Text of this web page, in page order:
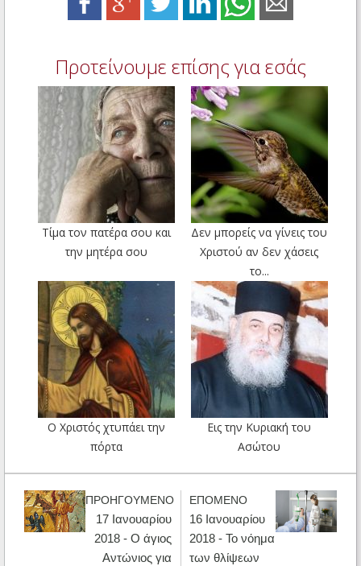
Προτείνουμε επίσης για εσάς
Τίμα τον πατέρα σου και
την μητέρα σου
Δεν μπορείς να γίνεις του
Χριστού αν δεν χάσεις
το...
O Xριστός χτυπάει την
πόρτα
Εις την Κυριακή του
Ασώτου
ΠΡΟΗΓΟΥΜΕΝΟ
17 Ιανουαρίου
2018 - Ο άγιος
Αντώνιος για
ΕΠΟΜΕΝΟ
16 Ιανουαρίου
2018 - Το νόημα
των θλίψεων